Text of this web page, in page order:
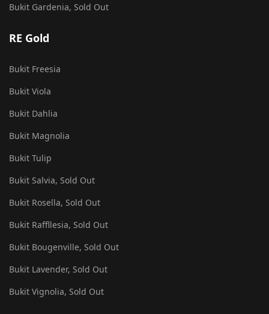
Bukit Gardenia, Sold Out
RE Gold
Bukit Freesia
Bukit Viola
Bukit Dahlia
Bukit Magnolia
Bukit Tulip
Bukit Salvia, Sold Out
Bukit Rosella, Sold Out
Bukit Raffllesia, Sold Out
Bukit Bougenville, Sold Out
Bukit Lavender, Sold Out
Bukit Vignolia, Sold Out